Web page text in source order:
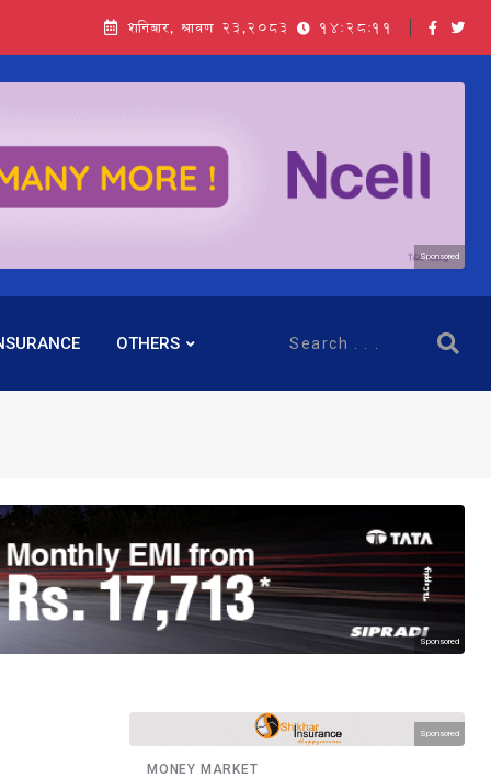
शनिबार, श्रावण २३,२०८३ 14:28:12
Sponsored
OTHERS
Sponsored
Sponsored
MONEY MARKET